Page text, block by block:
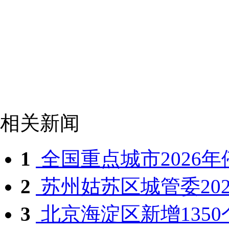
相关新闻
1 全国重点城市2026年
2 苏州姑苏区城管委
3 北京海淀区新增1350